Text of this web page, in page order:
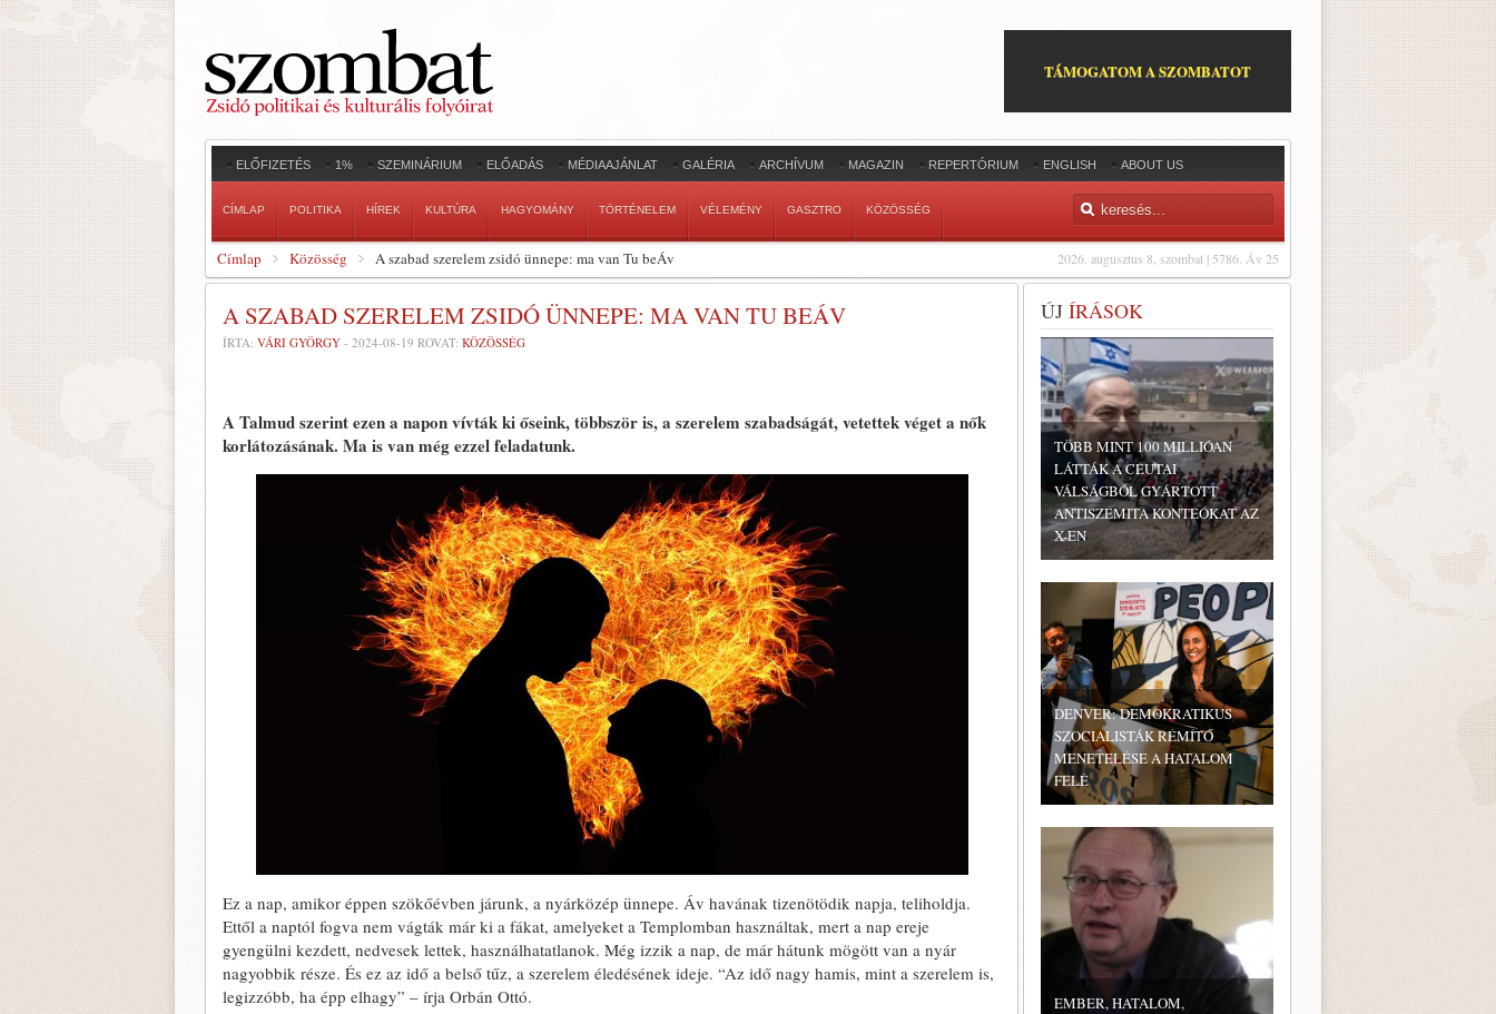
TÁMOGATOM A SZOMBATOT
ELŐFIZETÉS 1% SZEMINÁRIUM ELŐADÁS MÉDIAAJÁNLAT GALÉRIA ARCHÍVUM MAGAZIN REPERTÓRIUM ENGLISH ABOUT US
CÍMLAP POLITIKA HÍREK KULTÚRA HAGYOMÁNY TÖRTÉNELEM VÉLEMÉNY GASZTRO KÖZÖSSÉG
2026. augusztus 8, szombat | 5786. Áv 25
Címlap Közösség A szabad szerelem zsidó ünnepe: ma van Tu beÁv
A SZABAD SZERELEM ZSIDÓ ÜNNEPE: MA VAN TU BEÁV
ÍRTA: VÁRI GYÖRGY - 2024-08-19 ROVAT: KÖZÖSSÉG
A Talmud szerint ezen a napon vívták ki őseink, többször is, a szerelem szabadságát, vetettek véget a nők
korlátozásának. Ma is van még ezzel feladatunk.
Ez a nap, amikor éppen szökőévben járunk, a nyárközép ünnepe. Áv havának tizenötödik napja, teliholdja.
Ettől a naptól fogva nem vágták már ki a fákat, amelyeket a Templomban használtak, mert a nap ereje
gyengülni kezdett, nedvesek lettek, használhatatlanok. Még izzik a nap, de már hátunk mögött van a nyár
nagyobbik része. És ez az idő a belső tűz, a szerelem éledésének ideje. “Az idő nagy hamis, mint a szerelem is,
legizzóbb, ha épp elhagy” – írja Orbán Ottó.
ÚJ ÍRÁSOK
TÖBB MINT 100 MILLIÓAN
LÁTTÁK A CEUTAI
VÁLSÁGBÓL GYÁRTOTT
ANTISZEMITA KONTEÓKAT AZ
X-EN
DENVER: DEMOKRATIKUS
SZOCIALISTÁK RÉMÍTŐ
MENETELÉSE A HATALOM
FELÉ
EMBER, HATALOM,